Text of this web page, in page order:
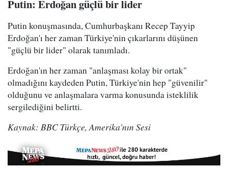
Putin: Erdoğan güçlü bir lider
Putin konuşmasında, Cumhurbaşkanı Recep Tayyip
Erdoğan'ı her zaman Türkiye'nin çıkarlarını düşünen
"güçlü bir lider" olarak tanımladı.
Erdoğan'ın her zaman "anlaşması kolay bir ortak"
olmadığını kaydeden Putin, Türkiye'nin hep "güvenilir"
olduğunu ve anlaşmalara varma konusunda isteklilik
sergilediğini belirtti.
Kaynak: BBC Türkçe, Amerika'nın Sesi